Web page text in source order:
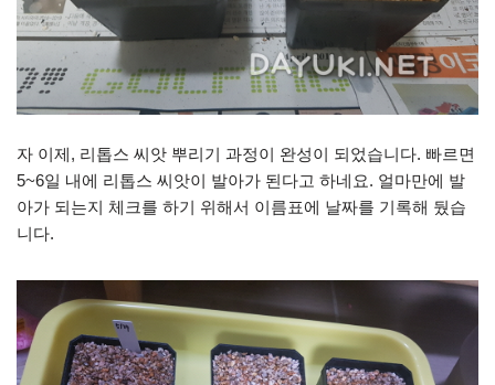
자 이제, 리톱스 씨앗 뿌리기 과정이 완성이 되었습니다. 빠르면
5~6일 내에 리톱스 씨앗이 발아가 된다고 하네요. 얼마만에 발
아가 되는지 체크를 하기 위해서 이름표에 날짜를 기록해 뒀습
니다.